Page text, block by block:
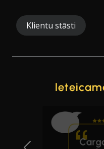
Klientu stāsti